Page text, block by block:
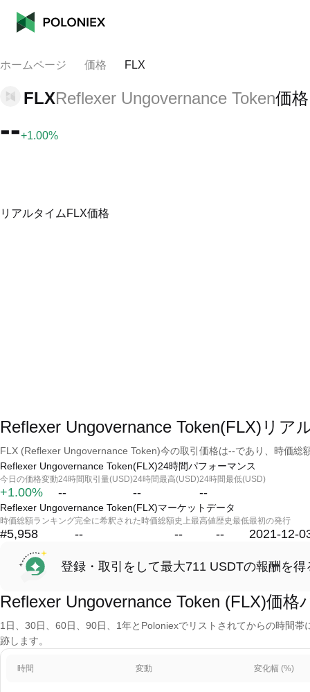
ホームページ 価格 FLX
FLXReflexer Ungovernance Token価格
--+1.00%
リアルタイムFLX価格
Reflexer Ungovernance Token(FLX)リア
FLX (Reflexer Ungovernance Token)今の取引価格は--であり、時価総
Reflexer Ungovernance Token(FLX)24時間パフォーマンス
今日の価格変動
+1.00%
24時間取引量(USD)
--
24時間最高(USD)
--
24時間最低(USD)
--
Reflexer Ungovernance Token(FLX)マーケットデータ
時価総額ランキング
#5,958
完全に希釈された時価総額
--
史上最高値
--
歴史最低
--
最初の発行
2021-12-
登録・取引をして最大711 USDTの報酬を得
Reflexer Ungovernance Token (FLX)価
1日、30日、60日、90日、1年とPoloniexでリストされてからの時間
跡します。
時間 変動 変化幅 (%)